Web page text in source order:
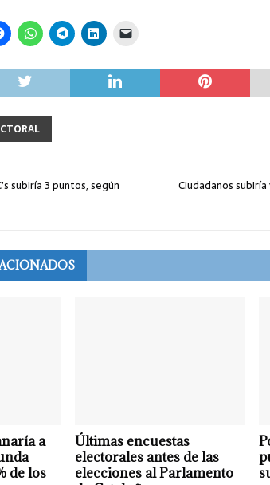
subiría 3 puntos, según
Ciudadanos
a
de los
Últimas encuestas
electorales antes de las
elecciones al Parlamento